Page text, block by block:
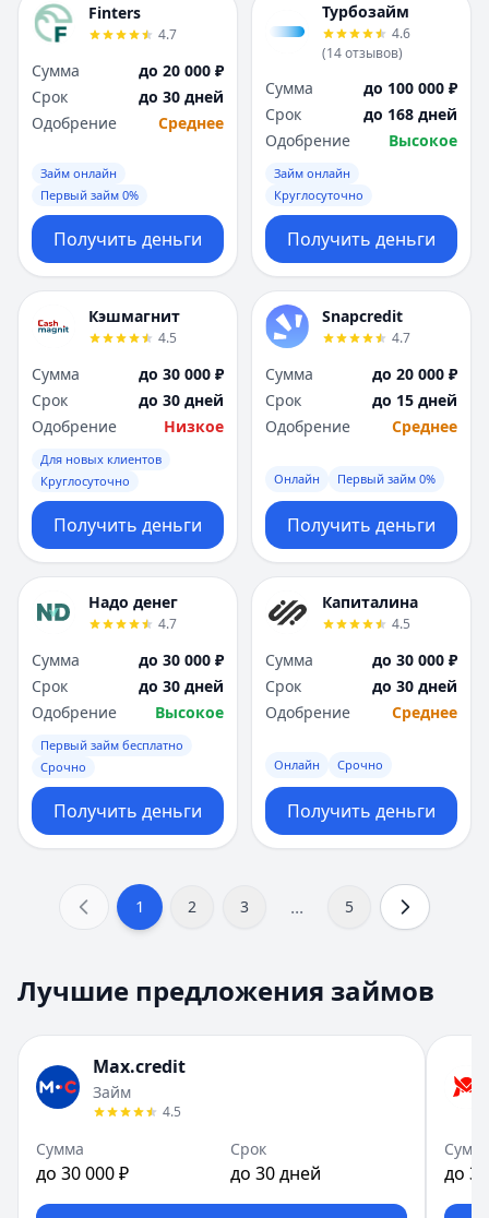
Finters
4.7
Сумма
до 20 000 ₽
Срок
до 30 дней
Одобрение
Среднее
Займ онлайн
Первый займ 0%
Получить деньги
Турбозайм
4.6
(14отзывов)
Сумма
до 100 000 ₽
Срок
до 168 дней
Одобрение
Высокое
Займ онлайн
Круглосуточно
Получить деньги
Кэшмагнит
4.5
Сумма
до 30 000 ₽
Срок
до 30 дней
Одобрение
Низкое
Для новых клиентов
Круглосуточно
Получить деньги
Snapcredit
4.7
Сумма
до 20 000 ₽
Срок
до 15 дней
Одобрение
Среднее
Онлайн Первый займ 0%
Получить деньги
Надо денег
4.7
Сумма
до 30 000 ₽
Срок
до 30 дней
Одобрение
Высокое
Первый займ бесплатно
Срочно
Получить деньги
Капиталина
4.5
Сумма
до 30 000 ₽
Срок
до 30 дней
Одобрение
Среднее
Онлайн Срочно
Получить деньги
1 2 3 ... 5
Лучшие предложения займов
Max.credit
Займ
4.5
Сумма
до 30 000 ₽
Срок
до 30 дней до